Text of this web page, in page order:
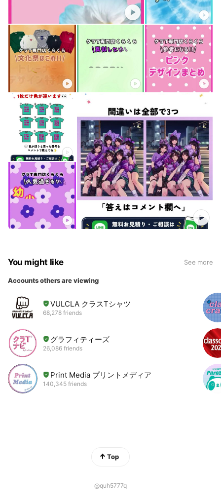
You might like See more
Accounts others are viewing
VULCLA クラスTシャツ
68,278 friends
グラフィティーズ
26,086 friends
Print Media プリントメディア
140,345 friends
Top
@quh5777q